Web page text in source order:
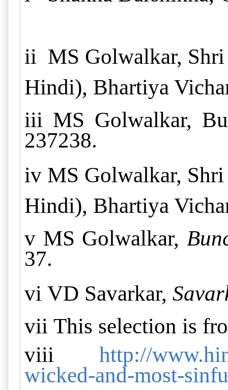
ii MS Golwalkar,
Hindi), Bhartiya
iii MS Golwalkar,
237238.
iv MS Golwalkar,
Hindi), Bhartiya
v MS Golwalkar,
37.
vi VD Savarkar,
vii This selection is
viii
http://
wicked-and-most-